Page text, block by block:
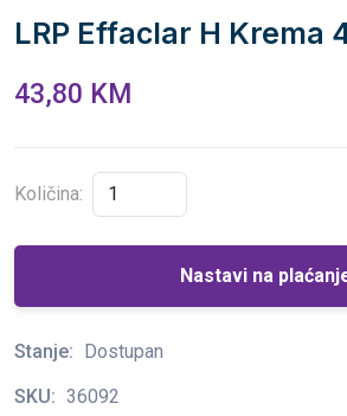
LRP Effaclar H Krema
43,80 KM
Količina:
Nastavi na
Stanje: Dostupan
SKU: 36092